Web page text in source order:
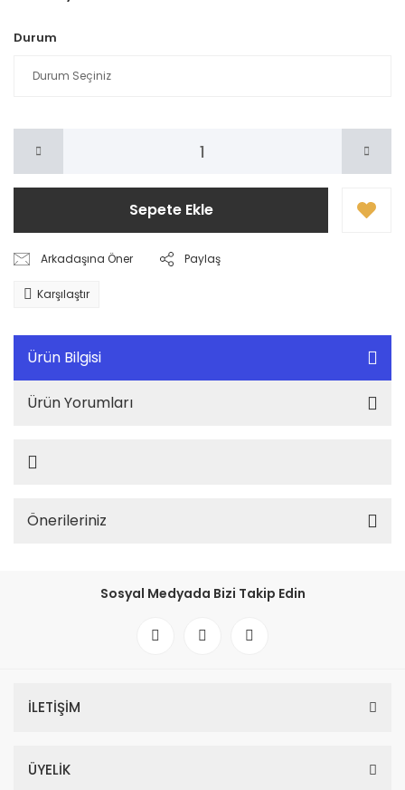
Durum
Sepete Ekle
Arkadaşına Öner Paylaş
Karşılaştır
Ürün Bilgisi
Ürün Yorumları
Önerileriniz
Sosyal Medyada Bizi Takip Edin
İLETİŞİM
ÜYELİK